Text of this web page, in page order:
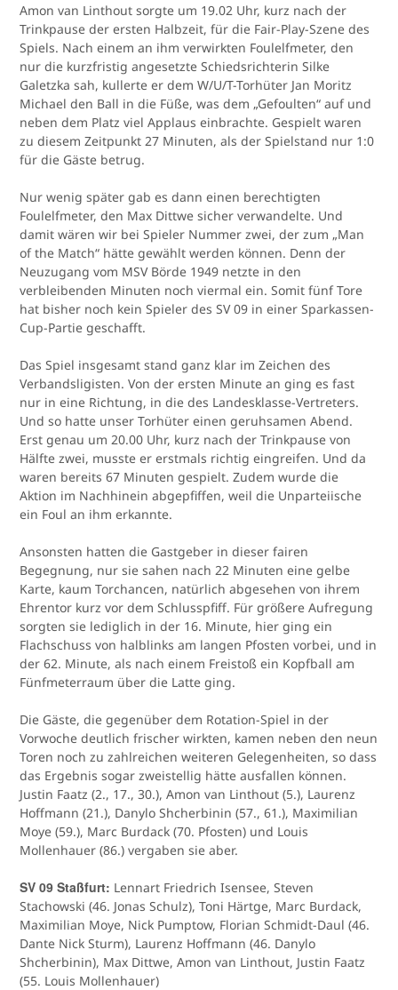
Amon van Linthout sorgte um 19.02 Uhr, kurz nach der
Trinkpause der ersten Halbzeit, für die Fair-Play-Szene des
Spiels. Nach einem an ihm verwirkten Foulelfmeter, den
nur die kurzfristig angesetzte Schiedsrichterin Silke
Galetzka sah, kullerte er dem W/U/T-Torhüter Jan Moritz
Michael den Ball in die Füße, was dem „Gefoulten“ auf und
neben dem Platz viel Applaus einbrachte. Gespielt waren
zu diesem Zeitpunkt 27 Minuten, als der Spielstand nur 1:0
für die Gäste betrug.
Nur wenig später gab es dann einen berechtigten
Foulelfmeter, den Max Dittwe sicher verwandelte. Und
damit wären wir bei Spieler Nummer zwei, der zum „Man
of the Match“ hätte gewählt werden können. Denn der
Neuzugang vom MSV Börde 1949 netzte in den
verbleibenden Minuten noch viermal ein. Somit fünf Tore
hat bisher noch kein Spieler des SV 09 in einer Sparkassen-
Cup-Partie geschafft.
Das Spiel insgesamt stand ganz klar im Zeichen des
Verbandsligisten. Von der ersten Minute an ging es fast
nur in eine Richtung, in die des Landesklasse-Vertreters.
Und so hatte unser Torhüter einen geruhsamen Abend.
Erst genau um 20.00 Uhr, kurz nach der Trinkpause von
Hälfte zwei, musste er erstmals richtig eingreifen. Und da
waren bereits 67 Minuten gespielt. Zudem wurde die
Aktion im Nachhinein abgepfiffen, weil die Unparteiische
ein Foul an ihm erkannte.
Ansonsten hatten die Gastgeber in dieser fairen
Begegnung, nur sie sahen nach 22 Minuten eine gelbe
Karte, kaum Torchancen, natürlich abgesehen von ihrem
Ehrentor kurz vor dem Schlusspfiff. Für größere Aufregung
sorgten sie lediglich in der 16. Minute, hier ging ein
Flachschuss von halblinks am langen Pfosten vorbei, und in
der 62. Minute, als nach einem Freistoß ein Kopfball am
Fünfmeterraum über die Latte ging.
Die Gäste, die gegenüber dem Rotation-Spiel in der
Vorwoche deutlich frischer wirkten, kamen neben den neun
Toren noch zu zahlreichen weiteren Gelegenheiten, so dass
das Ergebnis sogar zweistellig hätte ausfallen können.
Justin Faatz (2., 17., 30.), Amon van Linthout (5.), Laurenz
Hoffmann (21.), Danylo Shcherbinin (57., 61.), Maximilian
Moye (59.), Marc Burdack (70. Pfosten) und Louis
Mollenhauer (86.) vergaben sie aber.
SV 09 Staßfurt: Lennart Friedrich Isensee, Steven
Stachowski (46. Jonas Schulz), Toni Härtge, Marc Burdack,
Maximilian Moye, Nick Pumptow, Florian Schmidt-Daul (46.
Dante Nick Sturm), Laurenz Hoffmann (46. Danylo
Shcherbinin), Max Dittwe, Amon van Linthout, Justin Faatz
(55. Louis Mollenhauer)